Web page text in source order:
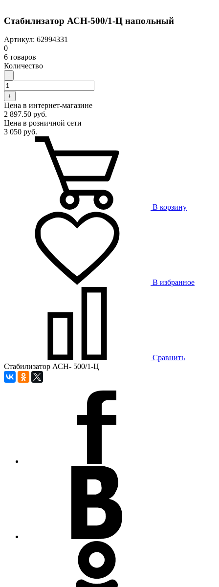
Стабилизатор АСН-500/1-Ц напольный
Артикул: 62994331
0
6 товаров
Количество
-
+
Цена в интернет-магазине
2 897.50 руб.
Цена в розничной сети
3 050 руб.
В корзину
В избранное
Сравнить
Стабилизатор АСН- 500/1-Ц